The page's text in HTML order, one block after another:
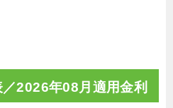
／2026年08月適用金利